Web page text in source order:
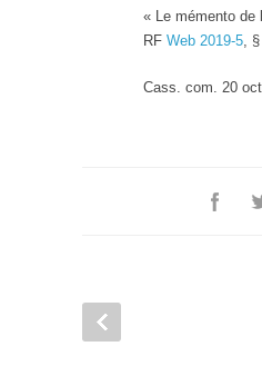
« Le mémento de
RF Web 2019-5 , §
Cass. com. 20